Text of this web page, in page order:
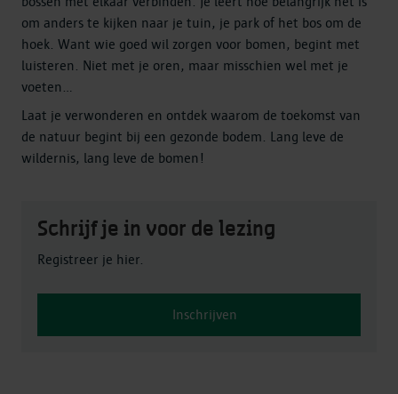
om anders te kijken naar je tuin, je park of het bos om de
hoek. Want wie goed wil zorgen voor bomen, begint met
luisteren. Niet met je oren, maar misschien wel met je
voeten...
Laat je verwonderen en ontdek waarom de toekomst van
de natuur begint bij een gezonde bodem. Lang leve de
wildernis, lang leve de bomen!
Schrijf je in voor de lezing
Registreer je hier.
Inschrijven